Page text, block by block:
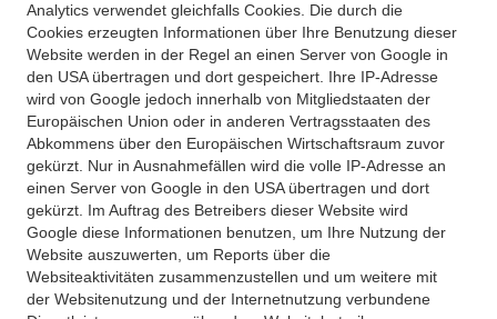
Analytics verwendet gleichfalls Cookies. Die durch die
Cookies erzeugten Informationen über Ihre Benutzung dieser
Website werden in der Regel an einen Server von Google in
den USA übertragen und dort gespeichert. Ihre IP-Adresse
wird von Google jedoch innerhalb von Mitgliedstaaten der
Europäischen Union oder in anderen Vertragsstaaten des
Abkommens über den Europäischen Wirtschaftsraum zuvor
gekürzt. Nur in Ausnahmefällen wird die volle IP-Adresse an
einen Server von Google in den USA übertragen und dort
gekürzt. Im Auftrag des Betreibers dieser Website wird
Google diese Informationen benutzen, um Ihre Nutzung der
Website auszuwerten, um Reports über die
Websiteaktivitäten zusammenzustellen und um weitere mit
der Websitenutzung und der Internetnutzung verbundene